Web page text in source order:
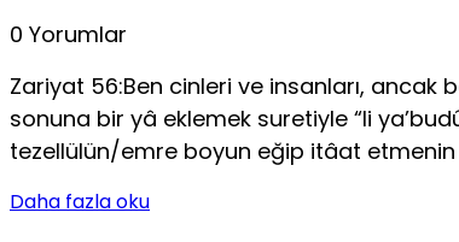
0 Yorumlar
Zariyat 56:Ben cinleri ve insanları, ancak
sonuna bir yâ eklemek suretiyle “li
tezellülün/emre boyun eğip itâat etmenin
Daha fazla oku